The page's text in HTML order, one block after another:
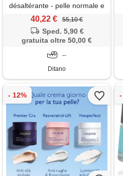
désaltérante - pelle normale e
secca 50 ml - 50 ml
40,22 € 55,10 €
Sped. 5,90 €
gratuita oltre 50,00 €
--
Ditano